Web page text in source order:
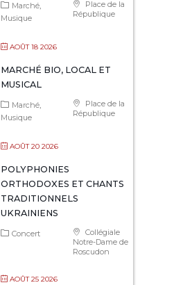
Place de la
République
Marché
Musique
AOÛT 18 2026
MARCHÉ BIO, LOCAL ET
MUSICAL
Place de la
République
Marché
Musique
AOÛT 20 2026
POLYPHONIES
ORTHODOXES ET CHANTS
TRADITIONNELS
UKRAINIENS
Collégiale
Notre-Dame de
Roscudon
Concert
AOÛT 25 2026